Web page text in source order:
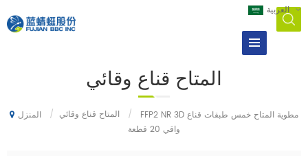
العربية
المتاح قناع وقائي
المنزل / المتاح قناع وقائي /
FFP2 NR 3D مطوية المتاح خمس طبقات قناع
واقي 20 قطعة